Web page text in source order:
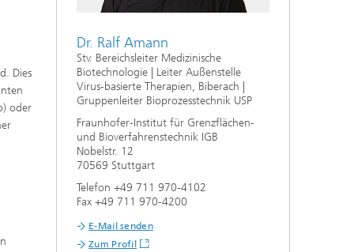
Dies
oder
Dr. Ralf Amann
Stv. Bereichsleiter Medizinische
Biotechnologie | Leiter Außenstelle
Virus-basierte Therapien, Biberach |
Gruppenleiter Bioprozesstechnik USP
Fraunhofer-Institut für Grenzflächen-
und Bioverfahrenstechnik IGB
Nobelstr. 12
70569 Stuttgart
Telefon +49 711 970-4102
Fax +49 711 970-4200
E-Mail senden
Zum Profil